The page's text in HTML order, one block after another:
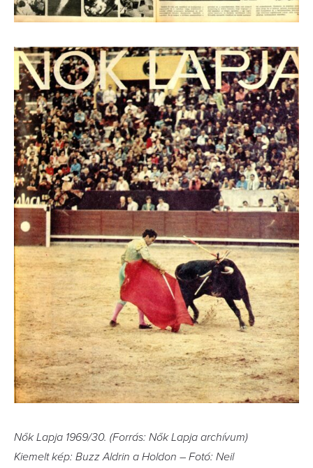
Nők Lapja 1969/30. (Forrás: Nők Lapja archívum)
Kiemelt kép: Buzz Aldrin a Holdon – Fotó: Neil